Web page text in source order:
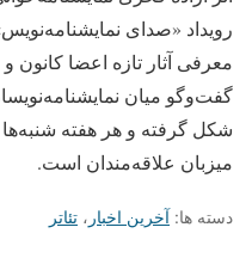
رویداد «صدای
معرفی آثار تازه اعضا
گفت‌وگو میان
میزبان علاقه‌مندان است.
دسته ها: آخرین اخبار ، تئاتر